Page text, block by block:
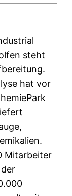
steht
hat vor
Mitarbeiter